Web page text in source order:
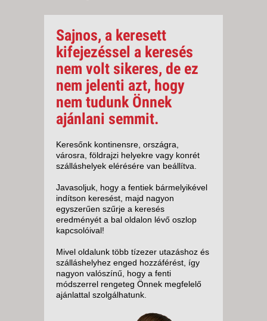
Sajnos, a keresett
kifejezéssel a keresés
nem volt sikeres, de ez
nem jelenti azt, hogy
nem tudunk Önnek
ajánlani semmit.
Keresőnk kontinensre, országra,
városra, földrajzi helyekre vagy konrét
szálláshelyek elérésére van beállítva.
Javasoljuk, hogy a fentiek bármelyikével
indítson keresést, majd nagyon
egyszerűen szűrje a keresés
eredményét a bal oldalon lévő oszlop
kapcsolóival!
Mivel oldalunk több tízezer utazáshoz és
szálláshelyhez enged hozzáférést, így
nagyon valószínű, hogy a fenti
módszerrel rengeteg Önnek megfelelő
ajánlattal szolgálhatunk.